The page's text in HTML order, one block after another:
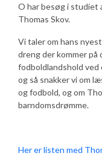
O har besøg i
Thomas Skov.
Vi taler om hans
dreng der kommer på
fodboldlandshold ved
og så snakker vi om
og fodbold, og om
barndomsdrømme.
Her er listen med